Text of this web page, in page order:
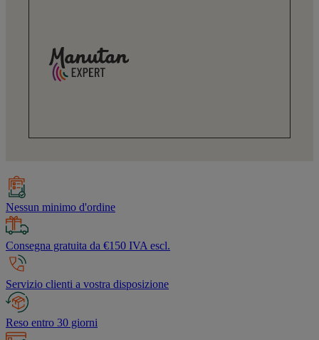
Nessun minimo d'ordine
Consegna gratuita da €150 IVA escl.
Servizio clienti a vostra disposizione
Reso entro 30 giorni